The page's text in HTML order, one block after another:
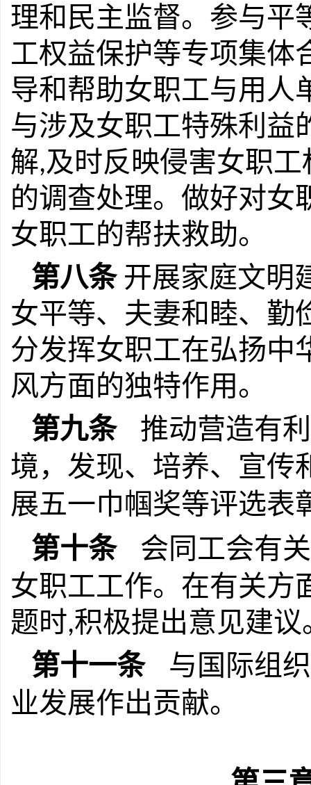
理和民主监督。参与平
工权益保护等专项集体
导和帮助女职工与用人
与涉及女职工特殊利益
解,及时反映侵害女职
的调查处理。做好对女
女职工的帮扶救助。
第八条 开展家庭文明
女平等、夫妻和睦、勤
分发挥女职工在弘扬中
风方面的独特作用。
第九条
推动营造有
境，发现、培养、宣传
展五一巾帼奖等评选表
第十条
会同工会有
女职工工作。在有关方
题时,积极提出意见建议
第十一条
与国际组
业发展作出贡献。